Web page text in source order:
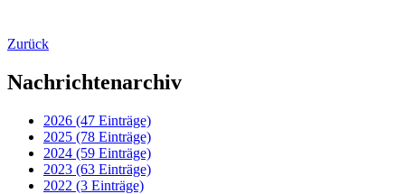
Zurück
Nachrichtenarchiv
2026 (47 Einträge)
2025 (78 Einträge)
2024 (59 Einträge)
2023 (63 Einträge)
2022 (3 Einträge)